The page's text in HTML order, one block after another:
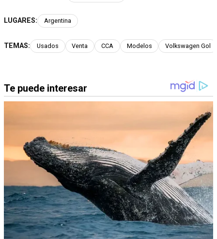
LUGARES: Argentina
TEMAS: Usados Venta CCA Modelos Volkswagen Gol